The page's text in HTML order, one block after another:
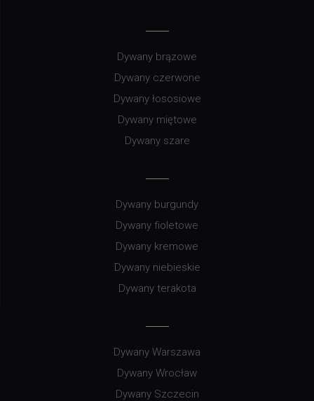
Dywany brązowe
Dywany czerwone
Dywany łososiowe
Dywany miętowe
Dywany szare
Dywany burgundy
Dywany fioletowe
Dywany kremowe
Dywany niebieskie
Dywany terakota
Dywany Warszawa
Dywany Wrocław
Dywany Szczecin